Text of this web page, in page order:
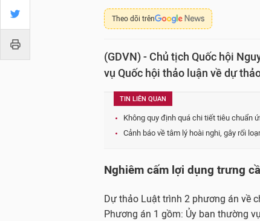
Theo dõi trên
(GDVN) - Chủ tịch Quốc hội
vụ Quốc hội thảo luận về dự
TIN LIÊN QUAN
Không quy định quá chi tiết tiêu chuẩn
Cảnh báo về tâm lý hoài nghi, gây rối
Nghiêm cấm lợi dụng trưng
Dự thảo Luật trình 2 phương án về
Phương án 1 gồm: Ủy ban thường